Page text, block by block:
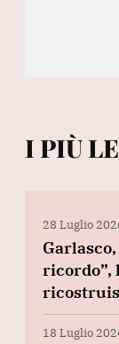
I PIÙ
28 Luglio
ricordo”,
18 Luglio